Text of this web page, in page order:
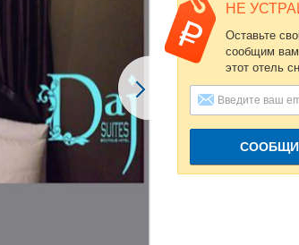
НЕ
Оставьте
сообщим
этот отель